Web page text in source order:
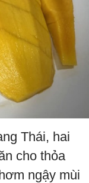
Thái, hai
cho thỏa
ngậy mùi